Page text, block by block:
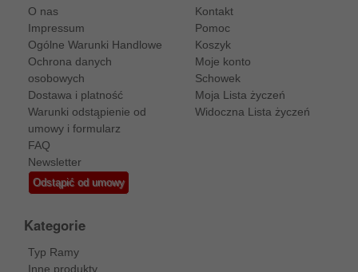
O nas
Impressum
Ogólne Warunki Handlowe
Ochrona danych
osobowych
Dostawa i platność
Warunki odstąpienie od
umowy i formularz
FAQ
Newsletter
Odstąpić od umowy
Kontakt
Pomoc
Koszyk
Moje konto
Schowek
Moja Lista życzeń
Widoczna Lista życzeń
Kategorie
Typ Ramy
Inne produkty